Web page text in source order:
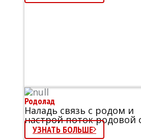
Родолад
Наладь связь с родом и
настрой поток родовой
УЗНАТЬ БОЛЬШЕ